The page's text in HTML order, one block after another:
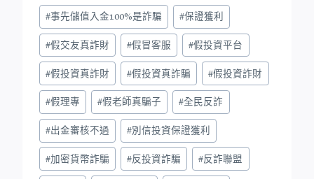
#事先儲值入金100%是詐騙 #保證獲利
#假交友真詐財 #假冒客服 #假投資平台
#假投資真詐財 #假投資真詐騙 #假投資詐財
#假理專 #假老師真騙子 #全民反詐
#出金審核不過 #別信投資保證獲利
#加密貨幣詐騙 #反投資詐騙 #反詐聯盟